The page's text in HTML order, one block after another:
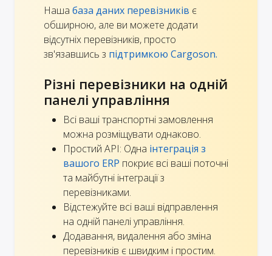
Наша база даних перевізників є
обширною, але ви можете додати
відсутніх перевізників, просто
зв'язавшись з підтримкою Cargoson.
Різні перевізники на одній
панелі управління
Всі ваші транспортні замовлення
можна розміщувати однаково.
Простий API: Одна інтеграція з
вашого ERP покриє всі ваші поточні
та майбутні інтеграції з
перевізниками.
Відстежуйте всі ваші відправлення
на одній панелі управління.
Додавання, видалення або зміна
перевізників є швидким і простим.